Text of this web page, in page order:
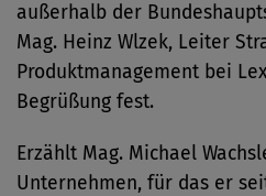
außerhalb der
Mag. Heinz Wlzek, Leiter
Produktmanagement bei
Begrüßung fest.
Erzählt Mag. Michael
Unternehmen, für das er